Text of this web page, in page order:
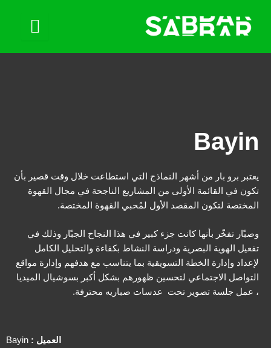
Bayin
يعتبر برو بار من أشهر النماذج التي استطاعت خلال وقت قصير بأن
تكون في القائمة الأولى من المشاريع الناجحة في مجال القهوة
المختصة لتكون المقصد الأول لمُحبي القهوة المختصة.
وصبّار تفخّر بأنها كانت جزء كبير في هذا النجاح الجبّار وذلك في
تفعيل الهوية البصرية ودراسة النشاط بكفاءة والتحليل الكامل
لإعداد وإدارة الخطة التسويقية بما يتناسب مع هدفهم وإدارة مواقع
التواصل الاجتماعي لتحسين ظهورهم بشكل أكبر بسوشيال الميديا
، عمل جلسة تصوير تحت عدسات صباريه محترفة.
العميل :